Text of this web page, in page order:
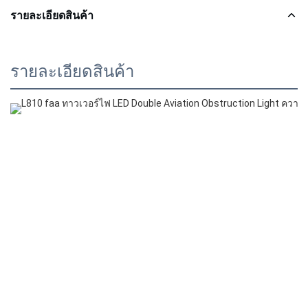
รายละเอียดสินค้า
รายละเอียดสินค้า